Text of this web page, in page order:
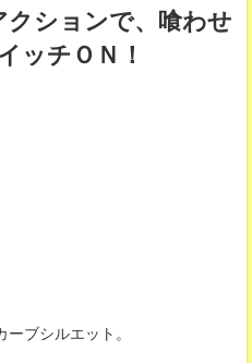
ションで、喰わせ
ッチＯＮ！
ブシルエット。